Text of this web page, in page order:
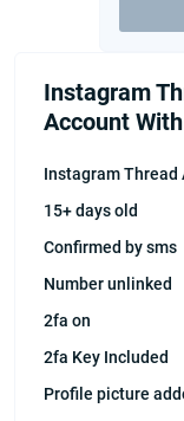
Instagram
Account
Instagram Thread
15+ days old
Confirmed by sms
Number unlinked
2fa on
2fa Key Included
Profile picture